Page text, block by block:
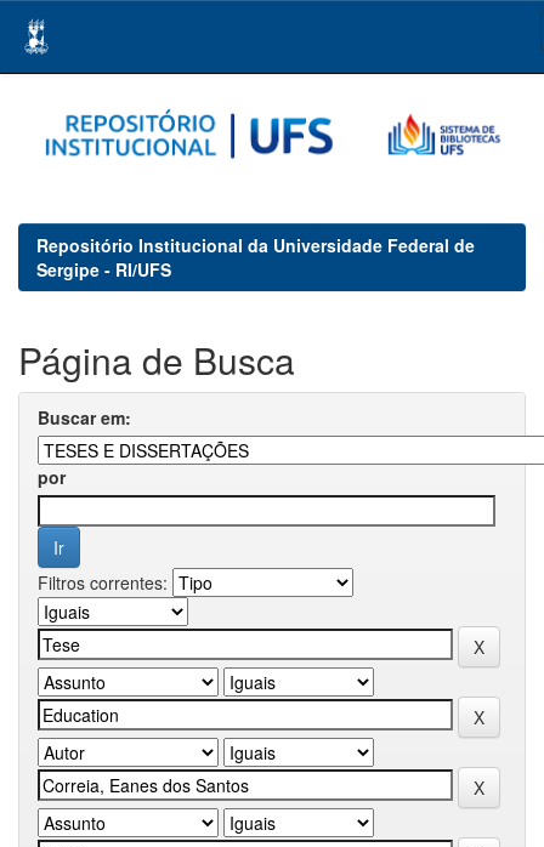
navigation
Repositório Institucional da Universidade Federal de
Sergipe - RI/UFS
Página de Busca
Buscar em:
por
Filtros correntes: